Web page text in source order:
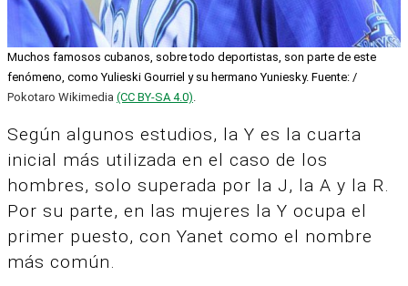
Muchos famosos cubanos, sobre todo deportistas, son parte de este
fenómeno, como Yulieski Gourriel y su hermano Yuniesky. Fuente: /
Pokotaro Wikimedia (CC BY-SA 4.0).
Según algunos estudios, la Y es la cuarta
inicial más utilizada en el caso de los
hombres, solo superada por la J, la A y la R.
Por su parte, en las mujeres la Y ocupa el
primer puesto, con Yanet como el nombre
más común.